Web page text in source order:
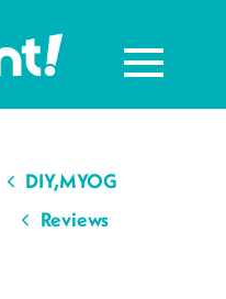
DIY,MYOG
Reviews